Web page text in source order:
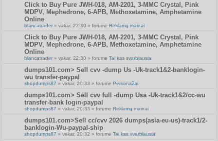
Click to Buy Pure JWH-018, AM-2201, 3-MMC Crystal, Pink
MDPV, Mephedrone, 6-APB, Methoxetamine, Amphetamine
Online
blancatrader » vakar, 22:30 » forume Reklamų mainai
Click to Buy Pure JWH-018, AM-2201, 3-MMC Crystal, Pink
MDPV, Mephedrone, 6-APB, Methoxetamine, Amphetamine
Online
blancatrader » vakar, 22:30 » forume Tai kas svarbiausia
dumps101.com> Sell cvv -dump Us -Uk-track1&2-banklogin-
wu transfer-paypal
shopdumps87 » vakar, 20:33 » forume Personažai
dumps101.com> Sell cvv full -dump Usa -Uk-track1&2/cc-wu
transfer-bank login-paypal
shopdumps87 » vakar, 20:33 » forume Reklamų mainai
dumps101.com>Sell cc/cvv 2026 dumps(asia-eu-us)-track1/2-
banklogin-Wu-paypal-ship
shopdumps87 » vakar, 20:32 » forume Tai kas svarbiausia